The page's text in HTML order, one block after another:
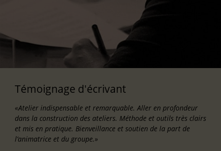
Témoignage d'écrivant
«Atelier indispensable et remarquable. Aller en profondeur
dans la construction des ateliers. Méthode et outils très clairs
et mis en pratique. Bienveillance et soutien de la part de
l’animatrice et du groupe.»